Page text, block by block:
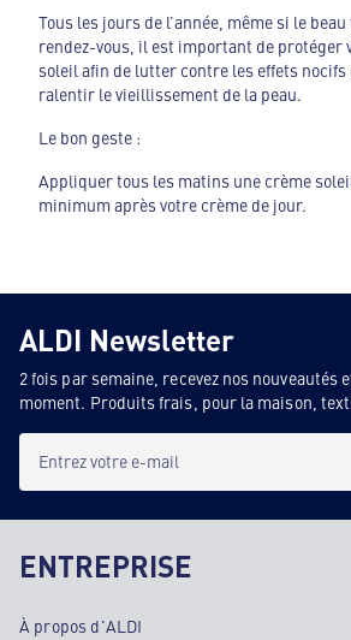
Tous les jours de l’année, même si le
rendez-vous, il est important de protéger
soleil afin de lutter contre les effets
ralentir le vieillissement de la peau.
Le bon geste :
Appliquer tous les matins une crème
minimum après votre crème de jour.
ALDI Newsletter
2 fois par semaine, recevez nos nouveautés
moment. Produits frais, pour la maison,
Entrez votre e-mail
ENTREPRISE
À propos d'ALDI